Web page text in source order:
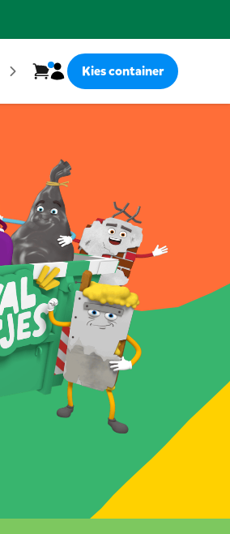
Bekijk winkelwagen
InloggenKies container